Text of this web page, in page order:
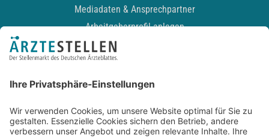
Mediadaten & Ansprechpartner
Arbeitgeberprofil anlegen
Recruiting-Podcast
Kontakt
Datenschutz